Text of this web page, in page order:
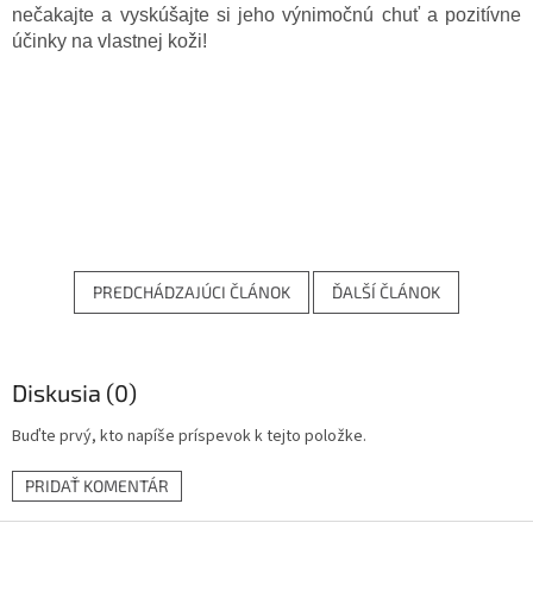
nečakajte a vyskúšajte si jeho výnimočnú chuť a pozitívne
účinky na vlastnej koži!
PREDCHÁDZAJÚCI ČLÁNOK ĎALŠÍ ČLÁNOK
Diskusia (0)
Buďte prvý, kto napíše príspevok k tejto položke.
PRIDAŤ KOMENTÁR